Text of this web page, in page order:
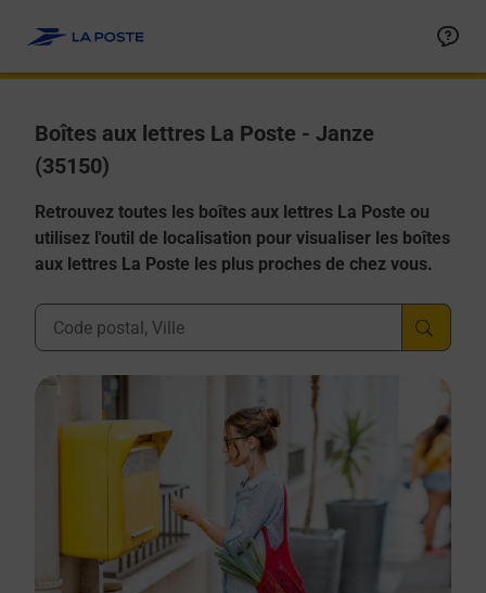
Boîtes aux lettres La Poste - Janze
(35150)
Retrouvez toutes les boîtes aux lettres La Poste ou
utilisez l'outil de localisation pour visualiser les boîtes
aux lettres La Poste les plus proches de chez vous.
Ville, Département, Code Postal